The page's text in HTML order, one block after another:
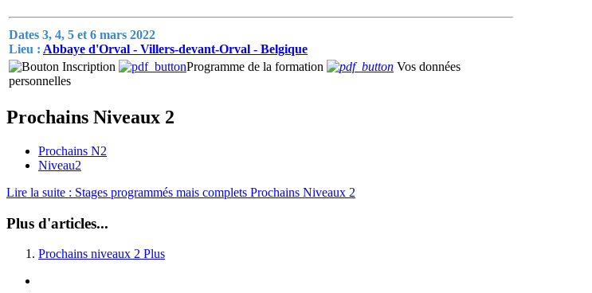
Dates 3, 4, 5 et 6 mars 2022
Lieu : Abbaye d'Orval - Villers-devant-Orval - Belgique
Programme de la formation
Vos données
personnelles
Prochains Niveaux 2
Prochains N2
Niveau2
Lire la suite : Stages programmés mais complets Prochains Niveaux 2
Plus d'articles...
Prochains niveaux 2 Plus